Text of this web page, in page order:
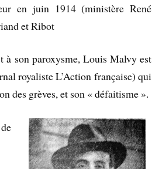
en juin 1914 (ministère René
et Ribot
à son paroxysme, Louis Malvy est
royaliste L’Action française) qui
des grèves, et son « défaitisme ».